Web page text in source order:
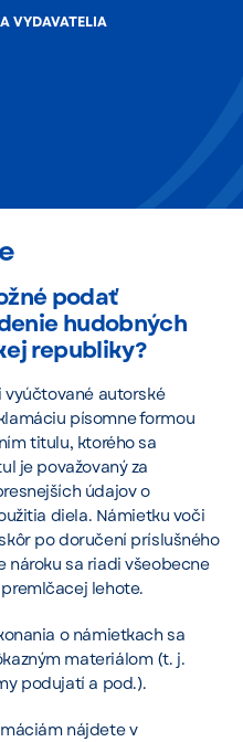
VYDAVATELIA
podať
hudobných
republiky?
vyúčtované autorské
písomne formou
titulu, ktorého sa
je považovaný za
údajov o
diela. Námietku voči
po doručení príslušného
sa riadi všeobecne
lehote.
o námietkach sa
materiálom (t. j.
podujatí a pod.).
nájdete v